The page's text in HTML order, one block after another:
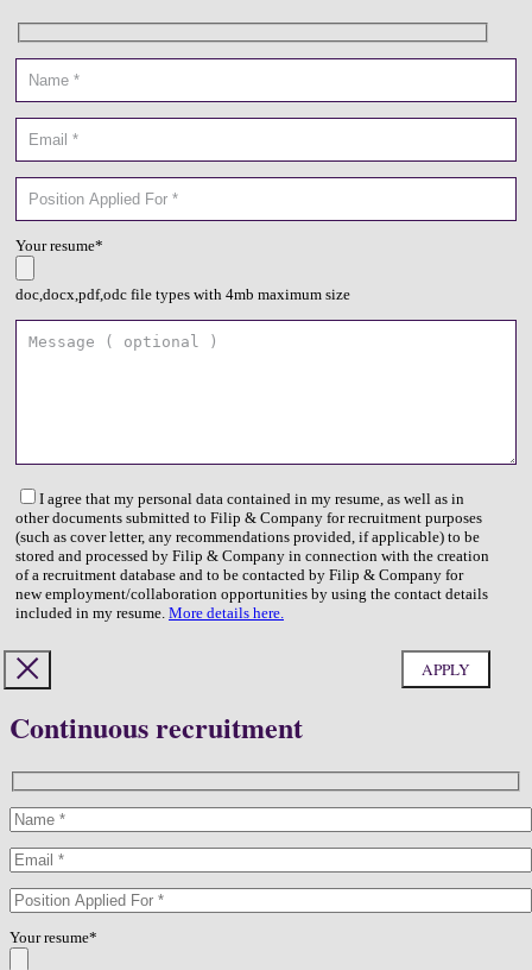
Your resume*
doc,docx,pdf,odc file types with 4mb maximum size
I agree that my personal data contained in my resume, as well as in
other documents submitted to Filip & Company for recruitment purposes
(such as cover letter, any recommendations provided, if applicable) to be
stored and processed by Filip & Company in connection with the creation
of a recruitment database and to be contacted by Filip & Company for
new employment/collaboration opportunities by using the contact details
included in my resume. More details here.
Continuous recruitment
Your resume*